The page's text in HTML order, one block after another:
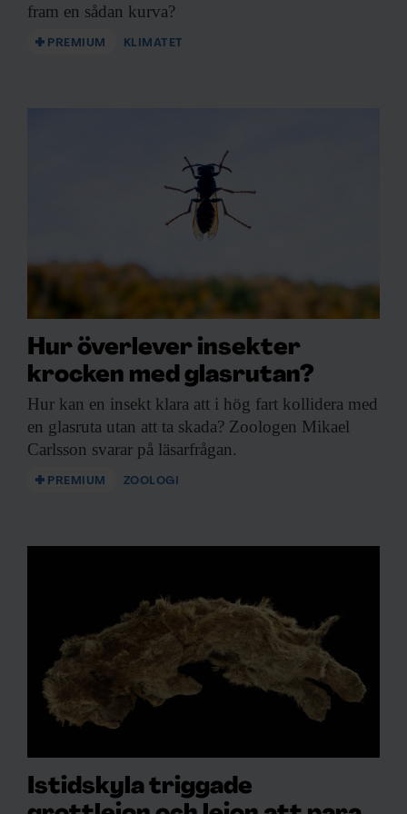
fram en sådan kurva?
PREMIUM KLIMATET
Hur överlever insekter
krocken med glasrutan?
Hur kan en insekt klara att i hög fart kollidera med
en glasruta utan att ta skada? Zoologen Mikael
Carlsson svarar på läsarfrågan.
PREMIUM ZOOLOGI
Istidskyla triggade